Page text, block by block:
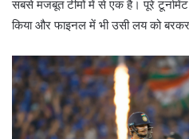
सबसे मजबूत टीमों में से एक है। पूरे टूर्नामेंट
किया और फाइनल में भी उसी लय को